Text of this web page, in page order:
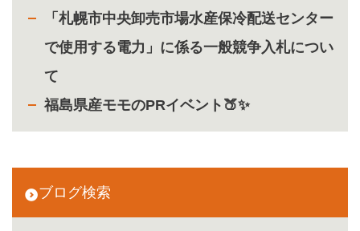
「札幌市中央卸売市場水産保冷配送センター
で使用する電力」に係る一般競争入札につい
て
福島県産モモのPRイベント🍑✨
ブログ検索